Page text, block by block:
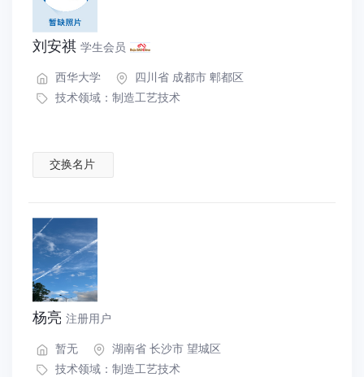
刘安祺 学生会员
西华大学
四川省 成都市 郫都区
技术领域： 制造工艺技术
交换名片
杨亮 注册用户
暂无
湖南省 长沙市 望城区
技术领域： 制造工艺技术